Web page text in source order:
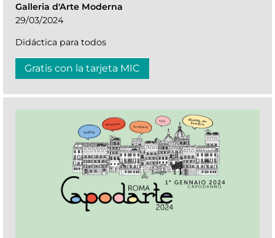
Galleria d'Arte Moderna
29/03/2024
Didáctica para todos
Gratis con la tarjeta MIC